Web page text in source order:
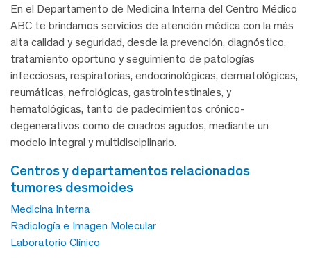
En el Departamento de Medicina Interna del Centro Médico
ABC te brindamos servicios de atención médica con la más
alta calidad y seguridad, desde la prevención, diagnóstico,
tratamiento oportuno y seguimiento de patologías
infecciosas, respiratorias, endocrinológicas, dermatológicas,
reumáticas, nefrológicas, gastrointestinales, y
hematológicas, tanto de padecimientos crónico-
degenerativos como de cuadros agudos, mediante un
modelo integral y multidisciplinario.
centros y departamentos relacionados
tumores desmoides
Medicina Interna
Radiología e Imagen Molecular
Laboratorio Clínico